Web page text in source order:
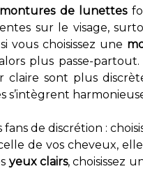
montures de lunettes
sur le visage,
vous choisissez une
plus passe-
sont plus
s’intègrent
de discrétion :
de vos cheveux,
yeux clairs, choisissez